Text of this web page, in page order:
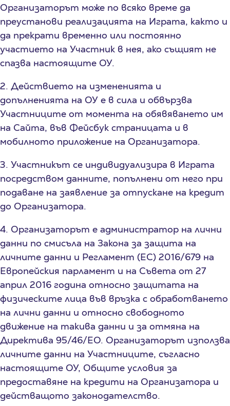
Организаторът може по всяко време да
преустанови реализацията на Играта, както и
да прекрати временно или постоянно
участието на Участник в нея, ако същият не
спазва настоящите ОУ.
2. Действието на измененията и
допълненията на ОУ е в сила и обвързва
Участниците от момента на обявяването им
на Сайта, във Фейсбук страницата и в
мобилното приложение на Организатора.
3. Участникът се индивидуализира в Играта
посредством данните, попълнени от него при
подаване на заявление за отпускане на кредит
до Организатора.
4. Организаторът е администратор на лични
данни по смисъла на Закона за защита на
личните данни и Регламент (ЕС) 2016/679 на
Европейския парламент и на Съвета от 27
април 2016 година относно защитата на
физическите лица във връзка с обработването
на лични данни и относно свободното
движение на такива данни и за отмяна на
Директива 95/46/EО. Организаторът използва
личните данни на Участниците, съгласно
настоящите ОУ, Общите условия за
предоставяне на кредити на Организатора и
действащото законодателство.